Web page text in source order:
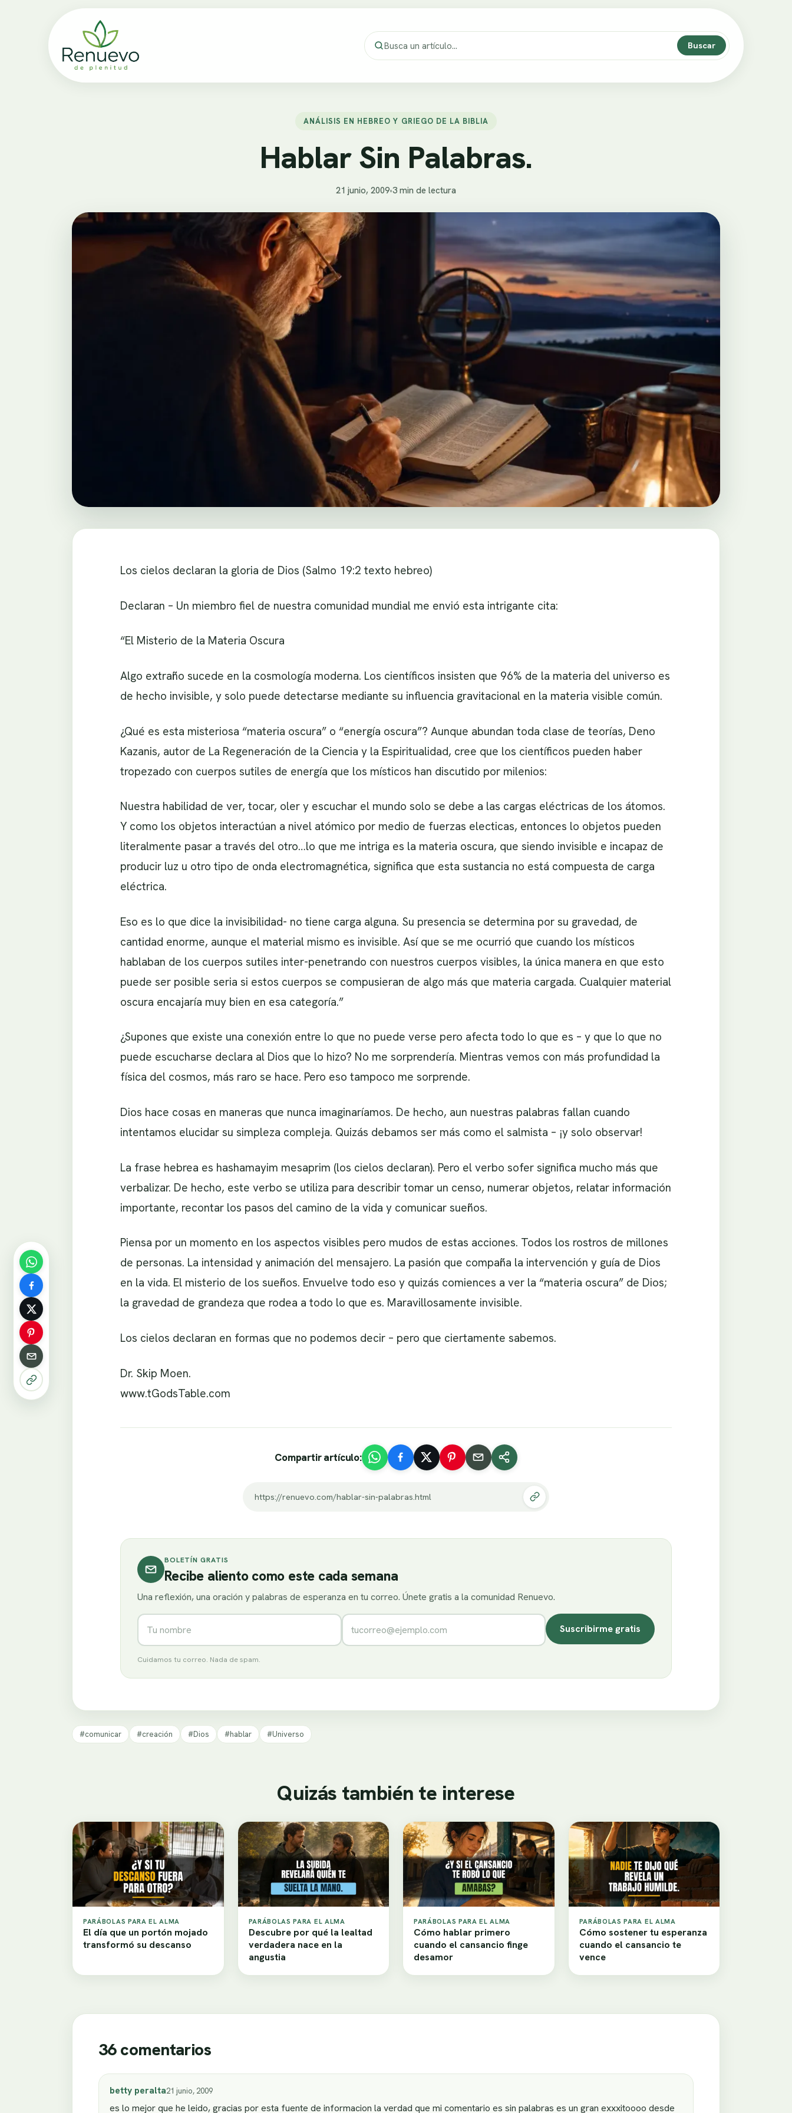
Buscar
ANÁLISIS EN HEBREO Y GRIEGO DE LA BIBLIA
Hablar Sin Palabras.
21 junio, 2009•3 min de lectura
Los cielos declaran la gloria de Dios (Salmo 19:2 texto hebreo)
Declaran – Un miembro fiel de nuestra comunidad mundial me envió esta intrigante cita:
“El Misterio de la Materia Oscura
Algo extraño sucede en la cosmología moderna. Los científicos insisten que 96% de la materia del universo es
de hecho invisible, y solo puede detectarse mediante su influencia gravitacional en la materia visible común.
¿Qué es esta misteriosa “materia oscura” o “energía oscura”? Aunque abundan toda clase de teorías, Deno
Kazanis, autor de La Regeneración de la Ciencia y la Espiritualidad, cree que los científicos pueden haber
tropezado con cuerpos sutiles de energía que los místicos han discutido por milenios:
Nuestra habilidad de ver, tocar, oler y escuchar el mundo solo se debe a las cargas eléctricas de los átomos.
Y como los objetos interactúan a nivel atómico por medio de fuerzas electicas, entonces lo objetos pueden
literalmente pasar a través del otro…lo que me intriga es la materia oscura, que siendo invisible e incapaz de
producir luz u otro tipo de onda electromagnética, significa que esta sustancia no está compuesta de carga
eléctrica.
Eso es lo que dice la invisibilidad- no tiene carga alguna. Su presencia se determina por su gravedad, de
cantidad enorme, aunque el material mismo es invisible. Así que se me ocurrió que cuando los místicos
hablaban de los cuerpos sutiles inter-penetrando con nuestros cuerpos visibles, la única manera en que esto
puede ser posible seria si estos cuerpos se compusieran de algo más que materia cargada. Cualquier material
oscura encajaría muy bien en esa categoría.”
¿Supones que existe una conexión entre lo que no puede verse pero afecta todo lo que es – y que lo que no
puede escucharse declara al Dios que lo hizo? No me sorprendería. Mientras vemos con más profundidad la
física del cosmos, más raro se hace. Pero eso tampoco me sorprende.
Dios hace cosas en maneras que nunca imaginaríamos. De hecho, aun nuestras palabras fallan cuando
intentamos elucidar su simpleza compleja. Quizás debamos ser más como el salmista – ¡y solo observar!
La frase hebrea es hashamayim mesaprim (los cielos declaran). Pero el verbo sofer significa mucho más que
verbalizar. De hecho, este verbo se utiliza para describir tomar un censo, numerar objetos, relatar información
importante, recontar los pasos del camino de la vida y comunicar sueños.
Piensa por un momento en los aspectos visibles pero mudos de estas acciones. Todos los rostros de millones
de personas. La intensidad y animación del mensajero. La pasión que compaña la intervención y guía de Dios
en la vida. El misterio de los sueños. Envuelve todo eso y quizás comiences a ver la “materia oscura” de Dios;
la gravedad de grandeza que rodea a todo lo que es. Maravillosamente invisible.
Los cielos declaran en formas que no podemos decir – pero que ciertamente sabemos.
Dr. Skip Moen.
www.tGodsTable.com
Compartir artículo:
https://renuevo.com/hablar-sin-palabras.html
BOLETÍN GRATIS
Recibe aliento como este cada semana
Una reflexión, una oración y palabras de esperanza en tu correo. Únete gratis a la comunidad Renuevo.
Nombre Correo electrónico
Suscribirme gratis
Cuidamos tu correo. Nada de spam.
#comunicar #creación #Dios #hablar #Universo
Quizás también te interese
PARÁBOLAS PARA EL ALMA
El día que un portón mojado
transformó su descanso
PARÁBOLAS PARA EL ALMA
Descubre por qué la lealtad
verdadera nace en la
angustia
PARÁBOLAS PARA EL ALMA
Cómo hablar primero
cuando el cansancio finge
desamor
PARÁBOLAS PARA EL ALMA
Cómo sostener tu esperanza
cuando el cansancio te
vence
36 comentarios
betty peralta21 junio, 2009
es lo mejor que he leido, gracias por esta fuente de informacion la verdad que mi comentario es sin palabras es un gran exxxitoooo desde